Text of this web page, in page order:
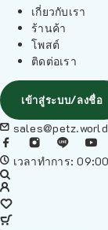
เกี่ยวกับเรา
ร้านค้า
โพสต์
ติดต่อเรา
เข้าสู่ระบบ/ลงชื่อ
sales@petz.world
เวลาทำการ: